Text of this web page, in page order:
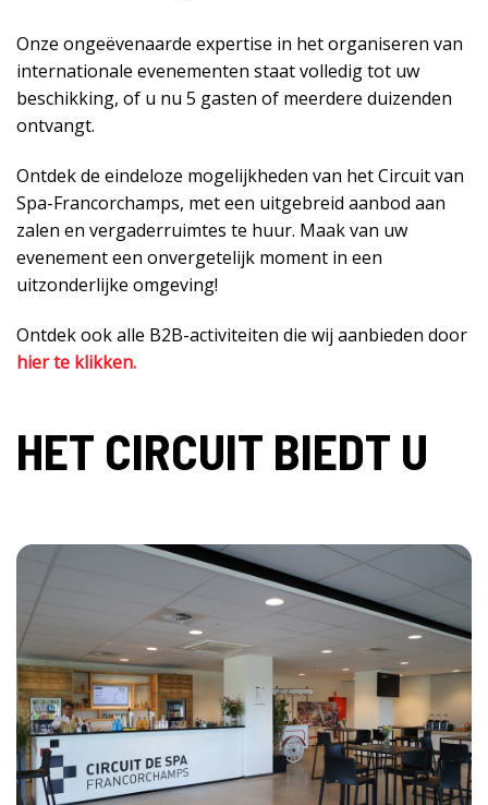
Onze ongeëvenaarde expertise in het organiseren van
internationale evenementen staat volledig tot uw
beschikking, of u nu 5 gasten of meerdere duizenden
ontvangt.
Ontdek de eindeloze mogelijkheden van het Circuit van
Spa-Francorchamps, met een uitgebreid aanbod aan
zalen en vergaderruimtes te huur. Maak van uw
evenement een onvergetelijk moment in een
uitzonderlijke omgeving!
Ontdek ook alle B2B-activiteiten die wij aanbieden door
hier te klikken.
HET CIRCUIT BIEDT U